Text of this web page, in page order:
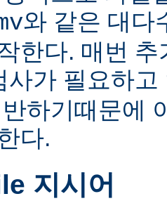
와 같은 대다
한다. 매번
사가 필요하
하기때문에
다.
지시어